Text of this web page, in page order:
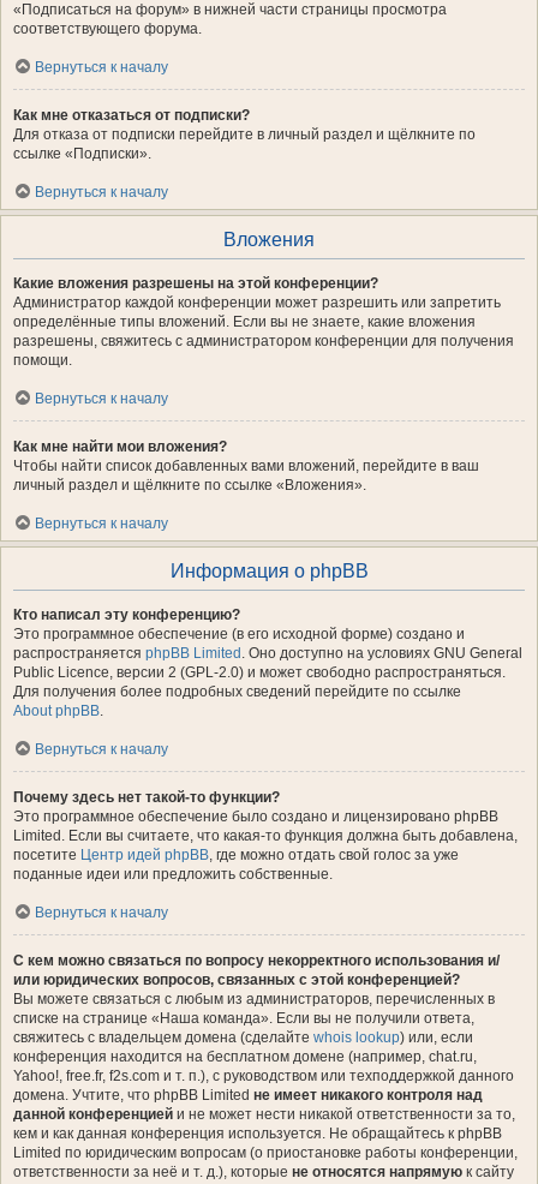
«Подписаться на форум» в нижней части страницы просмотра
соответствующего форума.
Вернуться к началу
Как мне отказаться от подписки?
Для отказа от подписки перейдите в личный раздел и щёлкните по
ссылке «Подписки».
Вернуться к началу
Вложения
Какие вложения разрешены на этой конференции?
Администратор каждой конференции может разрешить или запретить
определённые типы вложений. Если вы не знаете, какие вложения
разрешены, свяжитесь с администратором конференции для получения
помощи.
Вернуться к началу
Как мне найти мои вложения?
Чтобы найти список добавленных вами вложений, перейдите в ваш
личный раздел и щёлкните по ссылке «Вложения».
Вернуться к началу
Информация о phpBB
Кто написал эту конференцию?
Это программное обеспечение (в его исходной форме) создано и
распространяется phpBB Limited . Оно доступно на условиях GNU General
Public Licence, версии 2 (GPL-2.0) и может свободно распространяться.
Для получения более подробных сведений перейдите по ссылке
About phpBB.
Вернуться к началу
Почему здесь нет такой-то функции?
Это программное обеспечение было создано и лицензировано phpBB
Limited. Если вы считаете, что какая-то функция должна быть добавлена,
посетите Центр идей phpBB, где можно отдать свой голос за уже
поданные идеи или предложить собственные.
Вернуться к началу
С кем можно связаться по вопросу некорректного использования и/
или юридических вопросов, связанных с этой конференцией?
Вы можете связаться с любым из администраторов, перечисленных в
списке на странице «Наша команда». Если вы не получили ответа,
свяжитесь с владельцем домена (сделайте whois lookup) или, если
конференция находится на бесплатном домене (например, chat.ru,
Yahoo!, free.fr, f2s.com и т. п.), с руководством или техподдержкой данного
домена. Учтите, что phpBB Limited не имеет никакого контроля над
данной конференцией и не может нести никакой ответственности за то,
кем и как данная конференция используется. Не обращайтесь к phpBB
Limited по юридическим вопросам (о приостановке работы конференции,
ответственности за неё и т. д.), которые не относятся напрямую к сайту